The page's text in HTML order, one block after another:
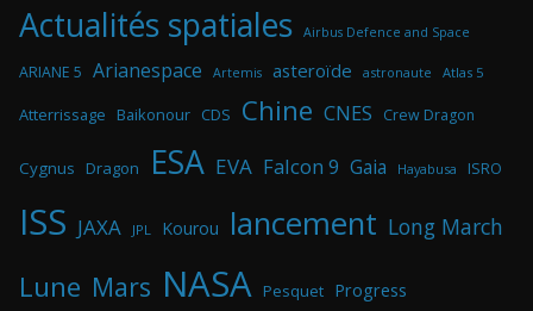
Actualités spatiales Airbus Defence and Space
ARIANE 5 Arianespace Artemis asteroïde astronaute Atlas 5
Atterrissage Baikonour CDS Chine CNES Crew Dragon
Cygnus Dragon ESA EVA Falcon 9 Gaia Hayabusa ISRO
ISS JAXA JPL Kourou lancement Long March
Lune Mars NASA Pesquet Progress